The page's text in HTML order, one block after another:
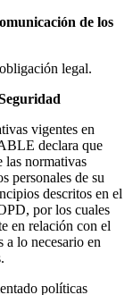
de los
legal.
vigentes en
declara que
las normativas
personales de su
descritos en el
por los cuales
en relación con el
a lo necesario en
políticas